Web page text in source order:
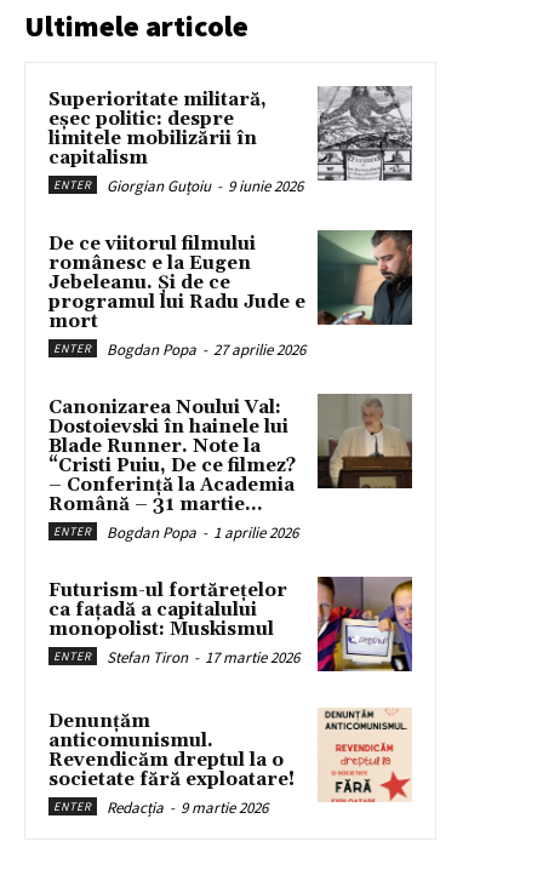
Ultimele articole
Superioritate militară,
eșec politic: despre
limitele mobilizării în
capitalism
ENTER Giorgian Guțoiu - 9 iunie 2026
De ce viitorul filmului
românesc e la Eugen
Jebeleanu. Și de ce
programul lui Radu Jude e
mort
ENTER Bogdan Popa - 27 aprilie 2026
Canonizarea Noului Val:
Dostoievski în hainele lui
Blade Runner. Note la
“Cristi Puiu, De ce filmez?
– Conferință la Academia
Română – 31 martie...
ENTER Bogdan Popa - 1 aprilie 2026
Futurism-ul fortărețelor
ca fațadă a capitalului
monopolist: Muskismul
ENTER Stefan Tiron - 17 martie 2026
Denunțăm
anticomunismul.
Revendicăm dreptul la o
societate fără exploatare!
ENTER Redacția - 9 martie 2026